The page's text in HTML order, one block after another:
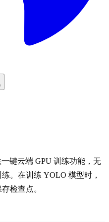
键云端 GPU 训练功能，无
。在训练 YOLO 模型时，
检查点。